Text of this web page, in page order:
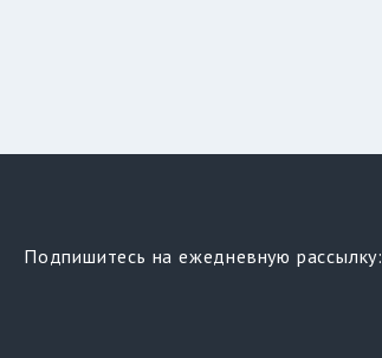
Подпишитесь на ежедневную рассылку: